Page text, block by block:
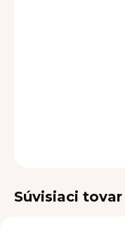
Súvisiaci tovar